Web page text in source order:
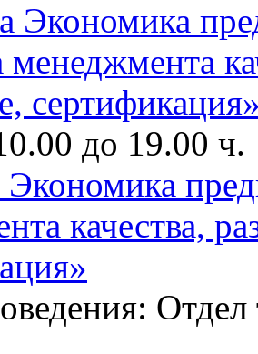
до 19.00 ч.
Экономика
качества,
Отдел